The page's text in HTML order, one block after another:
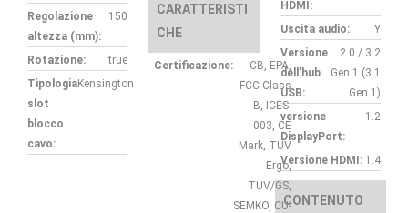
Regolazione
altezza (mm):
150
Rotazione:
true
Tipologia
slot
blocco
cavo:
Kensington
CARATTERISTI
CHE
Certificazione:
CB, EPA,
FCC Class
B, ICES-
003, CE
Mark, TUV
Ergo,
TUV/GS,
SEMKO, CU-
HDMI:
Uscita audio:
Y
Versione
dell’hub
USB:
2.0 / 3.2
Gen 1 (3.1
Gen 1)
versione
DisplayPort:
1.2
Versione HDMI: 1.4
CONTENUTO